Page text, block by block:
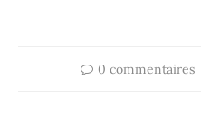
0 commentaires